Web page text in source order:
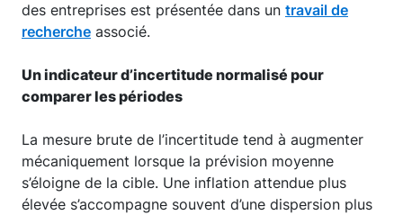
des entreprises est présentée dans un travail de
recherche associé.
Un indicateur d’incertitude normalisé pour
comparer les périodes
La mesure brute de l’incertitude tend à augmenter
mécaniquement lorsque la prévision moyenne
s’éloigne de la cible. Une inflation attendue plus
élevée s’accompagne souvent d’une dispersion plus